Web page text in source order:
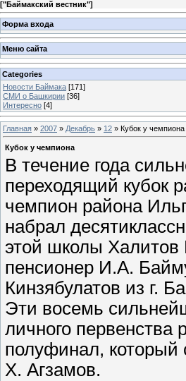
["Баймакский вестник"]
Форма входа
Меню сайта
Categories
Новости Баймака [171]
СМИ о Башкирии [36]
Интересно [4]
Главная » 2007 » Декабрь » 12 » Кубок у чемпиона
Кубок у чемпиона
В течение года
переходящий кубок
чемпион района
набрал
этой школы
пенсионер И.А.
Кинзябулатов из г.
Эти восемь
личного
полуфинал, который
Х. Агзамов.